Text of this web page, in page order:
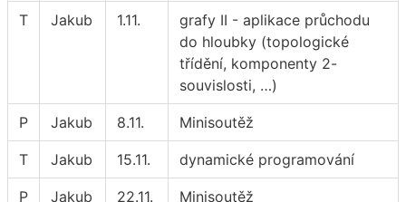
T Jakub 1.11.
grafy II - aplikace průchodu
do hloubky (topologické
třídění, komponenty 2-
souvislosti, …)
P Jakub 8.11. Minisoutěž
T Jakub 15.11. dynamické programování
P Jakub 22.11. Minisoutěž